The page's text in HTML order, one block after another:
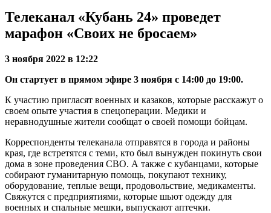
Телеканал «Кубань 24» проведет
марафон «Своих не бросаем»
3 ноября 2022 в 12:22
Он стартует в прямом эфире 3 ноября с 14:00 до 19:00.
К участию пригласят военных и казаков, которые расскажут о
своем опыте участия в спецоперации. Медики и
неравнодушные жители сообщат о своей помощи бойцам.
Корреспонденты телеканала отправятся в города и районы
края, где встретятся с теми, кто был вынужден покинуть свои
дома в зоне проведения СВО. А также с кубанцами, которые
собирают гуманитарную помощь, покупают технику,
оборудование, теплые вещи, продовольствие, медикаменты.
Свяжутся с предприятиями, которые шьют одежду для
военных и спальные мешки, выпускают аптечки.